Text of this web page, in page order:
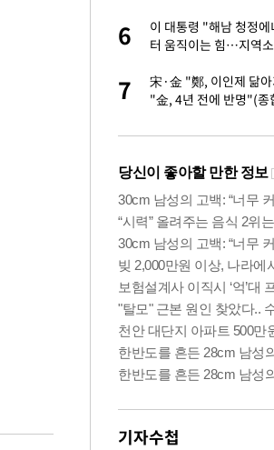
6
이 대통령 "해남 청정
터 움직이는 힘…지역
7
宋·金 "鄭, 이인제 닮
"金, 4년 전에 반명"(종
기자수첩